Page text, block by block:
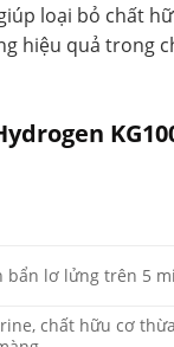
loại bỏ chất
hiệu quả trong
bẩn lơ lửng trên 5
chất hữu cơ